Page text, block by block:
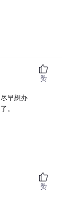
早想办
。
赞
赞